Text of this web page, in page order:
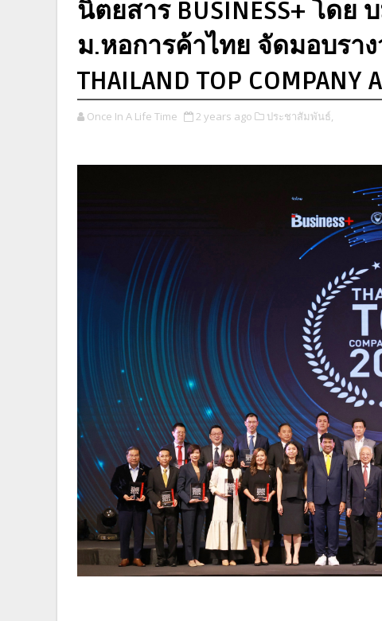
นิตยสาร BUSINESS+ โดย
ม.หอการค้าไทย จัดมอบรา
THAILAND TOP COMPANY
Once In A Life Time 2 years ago ประชาสัมพันธ์,